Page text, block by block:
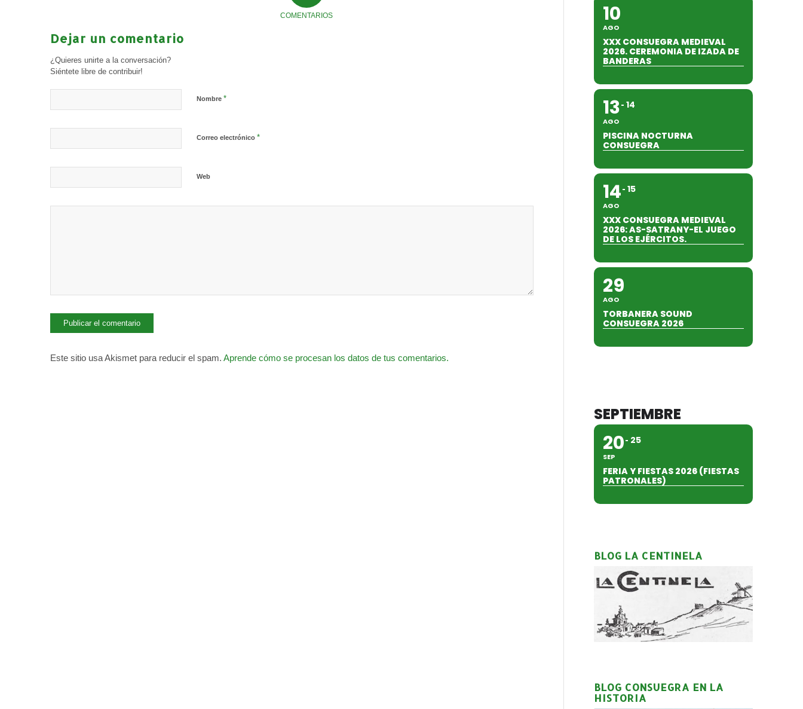
COMENTARIOS
Dejar un comentario
¿Quieres unirte a la conversación?
Siéntete libre de contribuir!
Nombre *
Correo electrónico *
Web
Este sitio usa Akismet para reducir el spam. Aprende cómo se procesan los datos de tus comentarios.
10
AGO
XXX CONSUEGRA MEDIEVAL
2026. CEREMONIA DE IZADA DE
BANDERAS
13
AGO
14
PISCINA NOCTURNA
CONSUEGRA
14
AGO
15
XXX CONSUEGRA MEDIEVAL
2026: AS-SATRANY-EL JUEGO
DE LOS EJÉRCITOS.
29
AGO
TORBANERA SOUND
CONSUEGRA 2026
SEPTIEMBRE
20
SEP
25
FERIA Y FIESTAS 2026 (FIESTAS
PATRONALES)
BLOG LA CENTINELA
BLOG CONSUEGRA EN LA
HISTORIA